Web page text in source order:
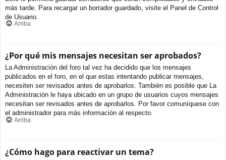
más tarde. Para recargar un borrador guardado, visite el Panel de Control
de Usuario.
Arriba
¿Por qué mis mensajes necesitan ser aprobados?
La Administración del foro tal vez ha decidido que los mensajes
publicados en el foro, en el que estas intentando publicar mensajes,
necesiten ser revisados antes de aprobarlos. También es posible que La
Administración le haya ubicado en un grupo de usuarios cuyos mensajes
necesitan ser revisados antes de aprobarlos. Por favor comuníquese con
el administrador para más información al respecto.
Arriba
¿Cómo hago para reactivar un tema?